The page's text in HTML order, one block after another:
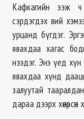
Кафкагийн ээж
сэрдэгдэх вий
урцанд бүгдэг.
явахдаа хагас
нээдэг. Энэ үед
явахдаа хүнд
залуутай
дараа дээрх